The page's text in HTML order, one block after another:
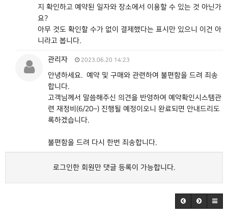
지 확인하고 예약된 일자와 장소에서 이용할 수 있는 것 아닌가
요?
아무 것도 확인할 수가 없이 결제했다는 표시만 있으니 이건 아
니라고 봅니다.
관리자 2023.06.20 14:23
안녕하세요. 예약 및 구매와 관련하여 불편함을 드려 죄송
합니다.
고객님께서 말씀해주신 의견을 반영하여 예약확인시스템관
련 재정비(6/20~) 진행될 예정이오니 완료되면 안내드리도
록하겠습니다.
불편함을 드려 다시 한번 죄송합니다.
로그인한 회원만 댓글 등록이 가능합니다.